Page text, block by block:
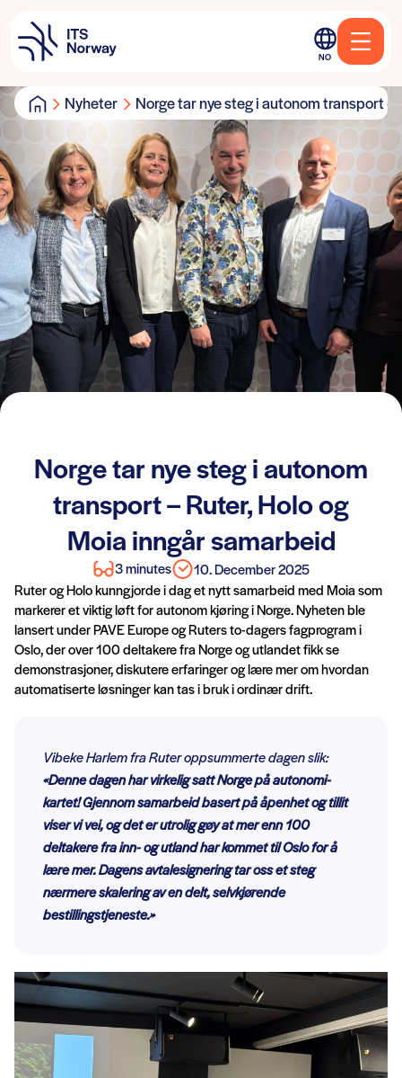
NO
Nyheter Norge tar nye steg i autonom transport
Norge tar nye steg i autonom
transport – Ruter, Holo og
Moia inngår samarbeid
3 minutes
10. December 2025
Ruter og Holo kunngjorde i dag et nytt samarbeid med Moia som
markerer et viktig løft for autonom kjøring i Norge. Nyheten ble
lansert under PAVE Europe og Ruters to-dagers fagprogram i
Oslo, der over 100 deltakere fra Norge og utlandet fikk se
demonstrasjoner, diskutere erfaringer og lære mer om hvordan
automatiserte løsninger kan tas i bruk i ordinær drift.
Vibeke Harlem fra Ruter oppsummerte dagen slik:
«Denne dagen har virkelig satt Norge på autonomi-
kartet! Gjennom samarbeid basert på åpenhet og tillit
viser vi vei, og det er utrolig gøy at mer enn 100
deltakere fra inn- og utland har kommet til Oslo for å
lære mer. Dagens avtalesignering tar oss et steg
nærmere skalering av en delt, selvkjørende
bestillingstjeneste.»